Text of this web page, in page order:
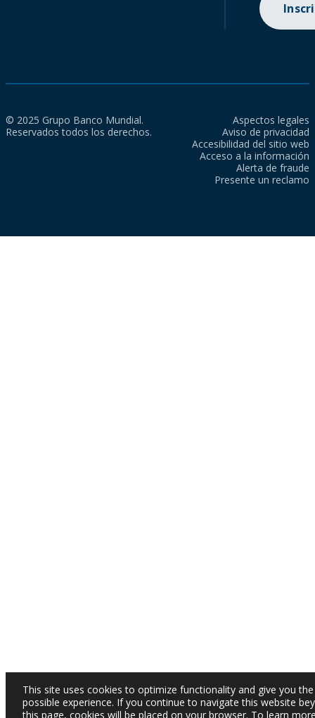
© 2025 Grupo Banco Mundial.
Reservados todos los derechos.
Aspectos legales
Aviso de privacidad
Accesibilidad del sitio web
Acceso a la información
Alerta de fraude
Presente un reclamo
This site uses cookies to optimize functionality and give you
possible experience. If you continue to navigate this website
this page, cookies will be placed on your browser. To learn